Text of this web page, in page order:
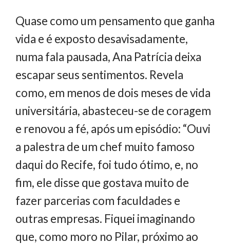
Quase como um pensamento que ganha
vida e é exposto desavisadamente,
numa fala pausada, Ana Patrícia deixa
escapar seus sentimentos. Revela
como, em menos de dois meses de vida
universitária, abasteceu-se de coragem
e renovou a fé, após um episódio: “Ouvi
a palestra de um chef muito famoso
daqui do Recife, foi tudo ótimo, e, no
fim, ele disse que gostava muito de
fazer parcerias com faculdades e
outras empresas. Fiquei imaginando
que, como moro no Pilar, próximo ao